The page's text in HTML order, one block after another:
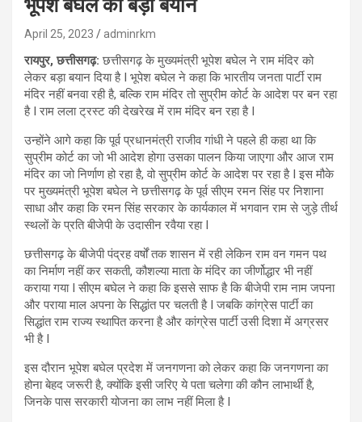
भूपेश बघेल का बड़ा बयान
April 25, 2023 adminrkm
रायपुर, छत्तीसगढ़: छत्तीसगढ़ के मुख्यमंत्री भूपेश बघेल ने राम मंदिर को
लेकर बड़ा बयान दिया है I भूपेश बघेल ने कहा कि भारतीय जनता पार्टी राम
मंदिर नहीं बनवा रही है, बल्कि राम मंदिर तो सुप्रीम कोर्ट के आदेश पर बन रहा
है I राम लला ट्रस्ट की देखरेख में राम मंदिर बन रहा है I
उन्होंने आगे कहा कि पूर्व प्रधानमंत्री राजीव गांधी ने पहले ही कहा था कि
सुप्रीम कोर्ट का जो भी आदेश होगा उसका पालन किया जाएगा और आज राम
मंदिर का जो निर्णाण हो रहा है, वो सुप्रीम कोर्ट के आदेश पर रहा है I इस मौके
पर मुख्यमंत्री भूपेश बघेल ने छत्तीसगढ़ के पूर्व सीएम रमन सिंह पर निशाना
साधा और कहा कि रमन सिंह सरकार के कार्यकाल में भगवान राम से जुड़े तीर्थ
स्थलों के प्रति बीजेपी के उदासीन रवैया रहा I
छत्तीसगढ़ के बीजेपी पंद्रह वर्षों तक शासन में रही लेकिन राम वन गमन पथ
का निर्माण नहीं कर सकती, कौशल्या माता के मंदिर का जीर्णोद्धार भी नहीं
कराया गया I सीएम बघेल ने कहा कि इससे साफ है कि बीजेपी राम नाम जपना
और पराया माल अपना के सिद्धांत पर चलती है I जबकि कांग्रेस पार्टी का
सिद्धांत राम राज्य स्थापित करना है और कांग्रेस पार्टी उसी दिशा में अग्रसर
भी है I
इस दौरान भूपेश बघेल प्रदेश में जनगणना को लेकर कहा कि जनगणना का
होना बेहद जरूरी है, क्योंकि इसी जरिए ये पता चलेगा की कौन लाभार्थी है,
जिनके पास सरकारी योजना का लाभ नहीं मिला है I